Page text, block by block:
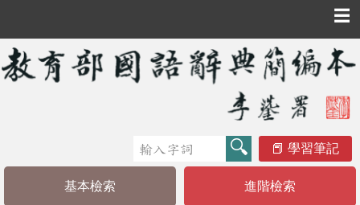
☰
學習筆記
基本檢索 進階檢索